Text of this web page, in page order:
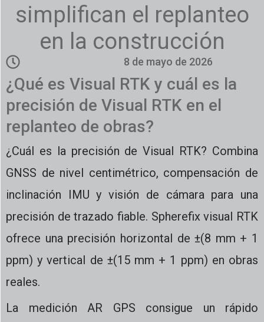
simplifican el replanteo
en la construcción
8 de mayo de 2026
¿Qué es Visual RTK y cuál es la
precisión de Visual RTK en el
replanteo de obras?
¿Cuál es la precisión de Visual RTK? Combina
GNSS de nivel centimétrico, compensación de
inclinación IMU y visión de cámara para una
precisión de trazado fiable. Spherefix visual RTK
ofrece una precisión horizontal de ±(8 mm + 1
ppm) y vertical de ±(15 mm + 1 ppm) en obras
reales.
La medición AR GPS consigue un rápido